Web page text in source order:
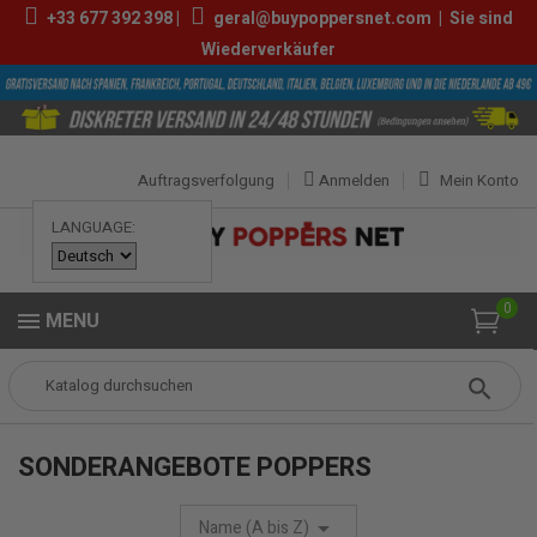
+33 677 392 398| geral@buypoppersnet.com | Sie sind
Wiederverkäufer
LANGUAGE:
Mein Konto
Anmelden
Auftragsverfolgung
0
MENU
POPPERS
SONDERANGEBOTE POPPERS
Name (A bis Z)